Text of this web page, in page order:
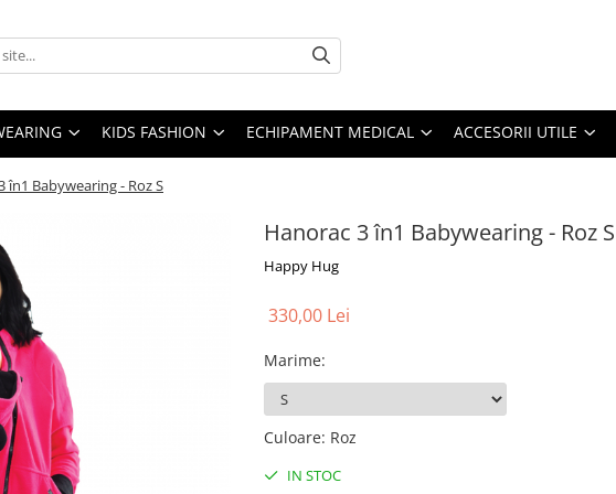
KIDS FASHION ECHIPAMENT MEDICAL ACCESORII UTILE
în1 Babywearing - Roz S
Hanorac 3 în1 Babywearing - Roz S
Happy Hug
330,00 Lei
Marime:
Culoare: Roz
IN STOC